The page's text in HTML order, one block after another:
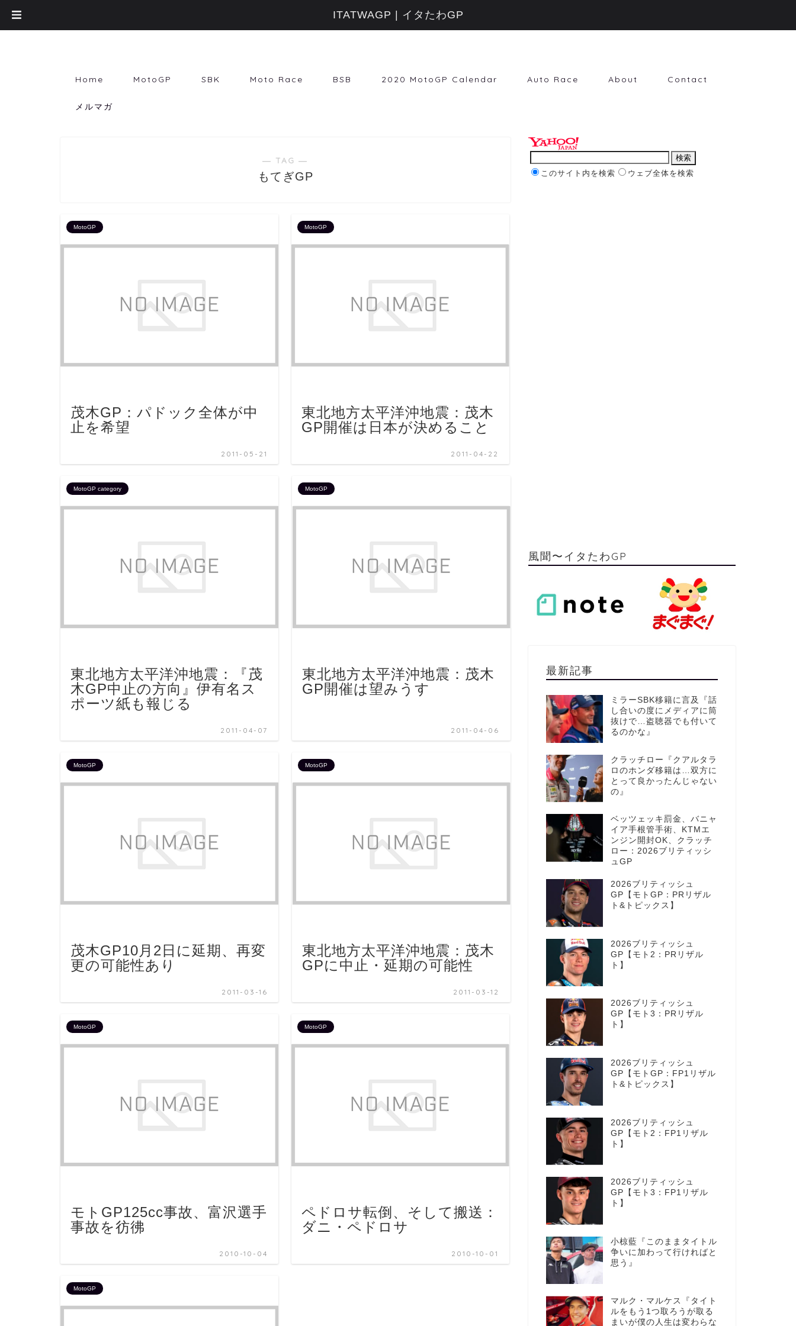
Home MotoGP SBK Moto Race BSB 2020 MotoGP Calendar Auto Race About Contact
メルマガ
― TAG ―
もてぎGP
MotoGP
茂木GP：パドック全体が中
止を希望
2011-05-21
MotoGP
東北地方太平洋沖地震：茂木
GP開催は日本が決めること
2011-04-22
MotoGP category
東北地方太平洋沖地震：『茂
木GP中止の方向』伊有名ス
ポーツ紙も報じる
2011-04-07
MotoGP
東北地方太平洋沖地震：茂木
GP開催は望みうす
2011-04-06
MotoGP
茂木GP10月2日に延期、再変
更の可能性あり
2011-03-16
MotoGP
東北地方太平洋沖地震：茂木
GPに中止・延期の可能性
2011-03-12
MotoGP
モトGP125cc事故、富沢選手
事故を彷彿
2010-10-04
MotoGP
ペドロサ転倒、そして搬送：
ダニ・ペドロサ
2010-10-01
MotoGP
このサイト内を検索 ウェブ全体を検索
風聞〜イタたわGP
最新記事
ミラーSBK移籍に言及『話
し合いの度にメディアに筒
抜けで…盗聴器でも付いて
るのかな』
クラッチロー『クアルタラ
ロのホンダ移籍は…双方に
とって良かったんじゃない
の』
ベッツェッキ罰金、バニャ
イア手根管手術、KTMエ
ンジン開封OK、クラッチ
ロー：2026ブリティッシ
ュGP
2026ブリティッシュ
GP【モトGP：PRリザル
ト&トピックス】
2026ブリティッシュ
GP【モト2：PRリザル
ト】
2026ブリティッシュ
GP【モト3：PRリザル
ト】
2026ブリティッシュ
GP【モトGP：FP1リザル
ト&トピックス】
2026ブリティッシュ
GP【モト2：FP1リザル
ト】
2026ブリティッシュ
GP【モト3：FP1リザル
ト】
小椋藍『このままタイトル
争いに加わって行ければと
思う』
マルク・マルケス『タイト
ルをもう1つ取ろうが取る
まいが僕の人生は変わらな
ITATWAGP | イタたわGP